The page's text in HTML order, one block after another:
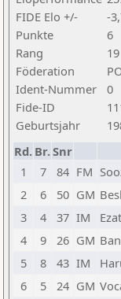
FIDE Elo +/-
-
Punkte
6
Rang
19
Föderation
Ident-Nummer
0
Fide-ID
Geburtsjahr
Rd. Br.Snr
1
7 84 FM
2
6 50 GM
3
4 37 IM
4
9 26 GM
5
8 43 IM
6
5 24 GM